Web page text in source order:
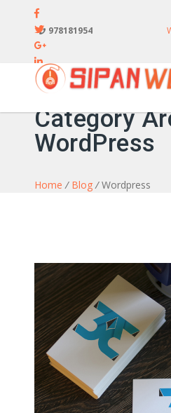
978181954
Category
WordPress
Home / Blog /Wordpress